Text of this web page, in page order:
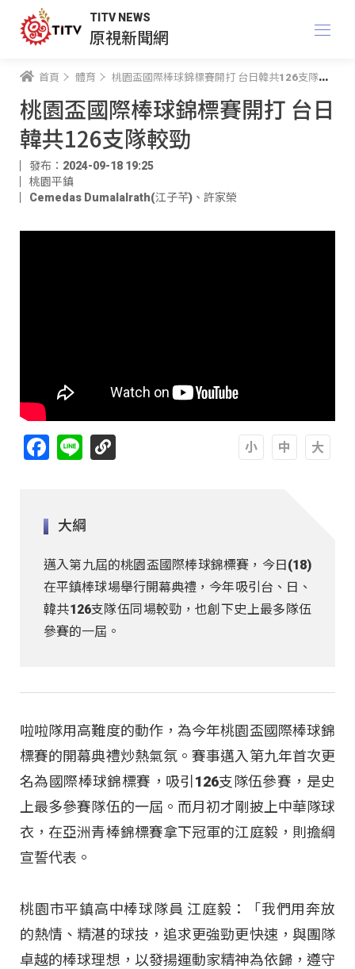
TITV NEWS
原視新聞網
首頁 體育 桃園盃國際棒球錦標賽開打 台日韓共126支隊較勁
桃園盃國際棒球錦標賽開打 台日
韓共126支隊較勁
發布：2024-09-18 19:25
桃園平鎮
Cemedas Dumalalrath(江子芊) 、 許家榮
Facebook
Line
大綱
邁入第九屆的桃園盃國際棒球錦標賽，今日(18)
在平鎮棒球場舉行開幕典禮，今年吸引台、日、
韓共126支隊伍同場較勁，也創下史上最多隊伍
參賽的一屆。
啦啦隊用高難度的動作，為今年桃園盃國際棒球錦
標賽的開幕典禮炒熱氣氛。賽事邁入第九年首次更
名為國際棒球錦標賽，吸引126支隊伍參賽，是史
上最多參賽隊伍的一屆。而月初才剛披上中華隊球
衣，在亞洲青棒錦標賽拿下冠軍的江庭毅，則擔綱
宣誓代表。
桃園市平鎮高中棒球隊員 江庭毅：「我們用奔放
的熱情、精湛的球技，追求更強勁更快速，與團隊
卓越的棒球理想，以發揚運動家精神為依歸，遵守